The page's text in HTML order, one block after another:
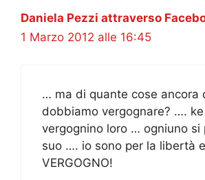
Daniela Pezzi attraverso
1 Marzo 2012 alle 16:45
… ma di quante cose ancora
dobbiamo vergognare? ….
vergognino loro … ogniuno si
suo …. io sono per la libertà
VERGOGNO!